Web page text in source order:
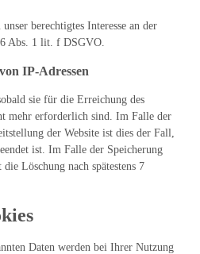
berechtigtes Interesse an der
Abs. 1 lit. f DSGVO.
IP-Adressen
sie für die Erreichung des
mehr erforderlich sind. Im Falle der
der Website ist dies der Fall,
ist. Im Falle der Speicherung
Löschung nach spätestens 7
Daten werden bei Ihrer Nutzung